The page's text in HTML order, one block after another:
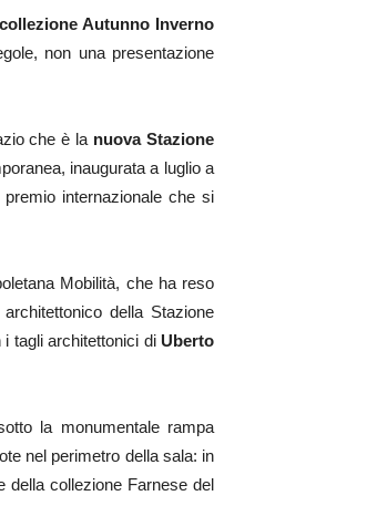
Autunno Inverno
non una presentazione
che è la nuova Stazione
inaugurata a luglio a
internazionale che si
Mobilità, che ha reso
della Stazione
i tagli architettonici di Uberto
la monumentale rampa
nel perimetro della sala: in
della collezione Farnese del